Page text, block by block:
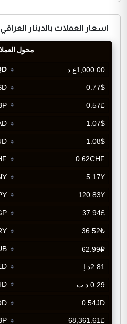
اسعار العملات بالدينار العراقي